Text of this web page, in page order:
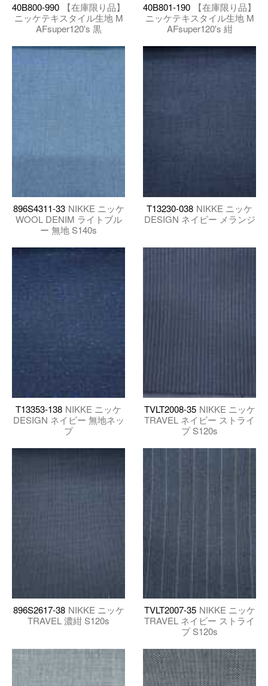
40B800-990
【在庫限り品】
ニッケテキスタイル生地 M
AFsuper120's 黒
40B801-190
【在庫限り品】
ニッケテキスタイル生地 M
AFsuper120's 紺
896S4311-33 NIKKE ニッケ
WOOL DENIM ライトブル
ー 無地 S140s
T13230-038 NIKKE ニッケ
DESIGN ネイビー メランジ
T13353-138 NIKKE ニッケ
DESIGN ネイビー 無地ネッ
プ
TVLT2008-35 NIKKE ニッケ
TRAVEL ネイビー ストライ
プ S120s
896S2617-38 NIKKE ニッケ
TRAVEL 濃紺 S120s
TVLT2007-35 NIKKE ニッケ
TRAVEL ネイビー ストライ
プ S120s